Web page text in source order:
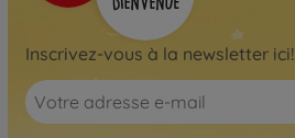
Inscrivez-vous à la newsletter ici!